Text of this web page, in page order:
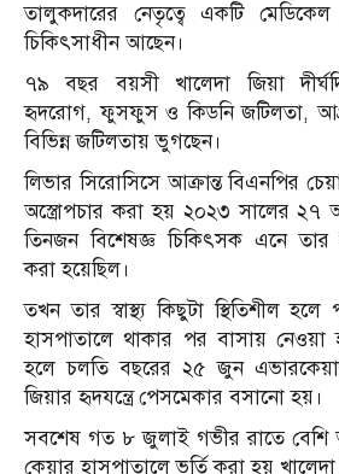
তালুকদারের নেতৃত্বে একটি
চিকিৎসাধীন আছেন।
৭৯ বছর বয়সী খালেদা জিয়া
‍হৃদরোগ, ফুসফুস ও কিডনি জটিলতা,
বিভিন্ন জটিলতায় ভুগছেন।
লিভার সিরোসিসে আক্রান্ত বিএনপির
অস্ত্রোপচার করা হয় ২০২৩ সালের ২৭
তিনজন বিশেষজ্ঞ চিকিৎসক এনে তার
করা হয়েছিল।
তখন তার স্বাস্থ্য কিছুটা স্থিতিশীল
হাসপাতালে থাকার পর বাসায়
হলে চলতি বছরের ২৫ জুন
জিয়ার ‍হৃদযন্ত্রে পেসমেকার বসানো হয়।
সবশেষ গত ৮ জুলাই গভীর রাতে বেশি
কেয়ার হাসপাতালে ভর্তি করা হয় খালেদা